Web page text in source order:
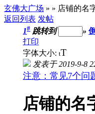
玄佛大广场 » » 店铺的名
返回列表 发帖
1# 跳转到 »
打印
字体大小: tT
发表于 2019-9-8
注意：常见7个问
店铺的名